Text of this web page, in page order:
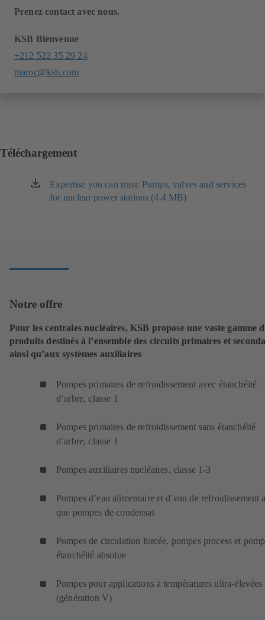
Prenez contact avec nous.
KSB Bienvenue
+212 522 35 29 24
maroc@ksb.com
Téléchargement
Expertise you can trust: Pumps, valves and services
for nuclear power stations (4.4 MB)
(s'ouvre
dans
Notre offre
Pour les centrales nucléaires, KSB propose une vaste gamme
produits destinés à l’ensemble des circuits primaires et
ainsi qu’aux systèmes auxiliaires
Pompes primaires de refroidissement avec étanchéité
d’arbre, classe 1
Pompes primaires de refroidissement sans étanchéité
d’arbre, classe 1
Pompes auxiliaires nucléaires, classe 1-3
Pompes d’eau alimentaire et d’eau de refroidissement
que pompes de condensat
Pompes de circulation forcée, pompes process et
étanchéité absolue
Pompes pour applications à températures ultra-élevées
(génération V)